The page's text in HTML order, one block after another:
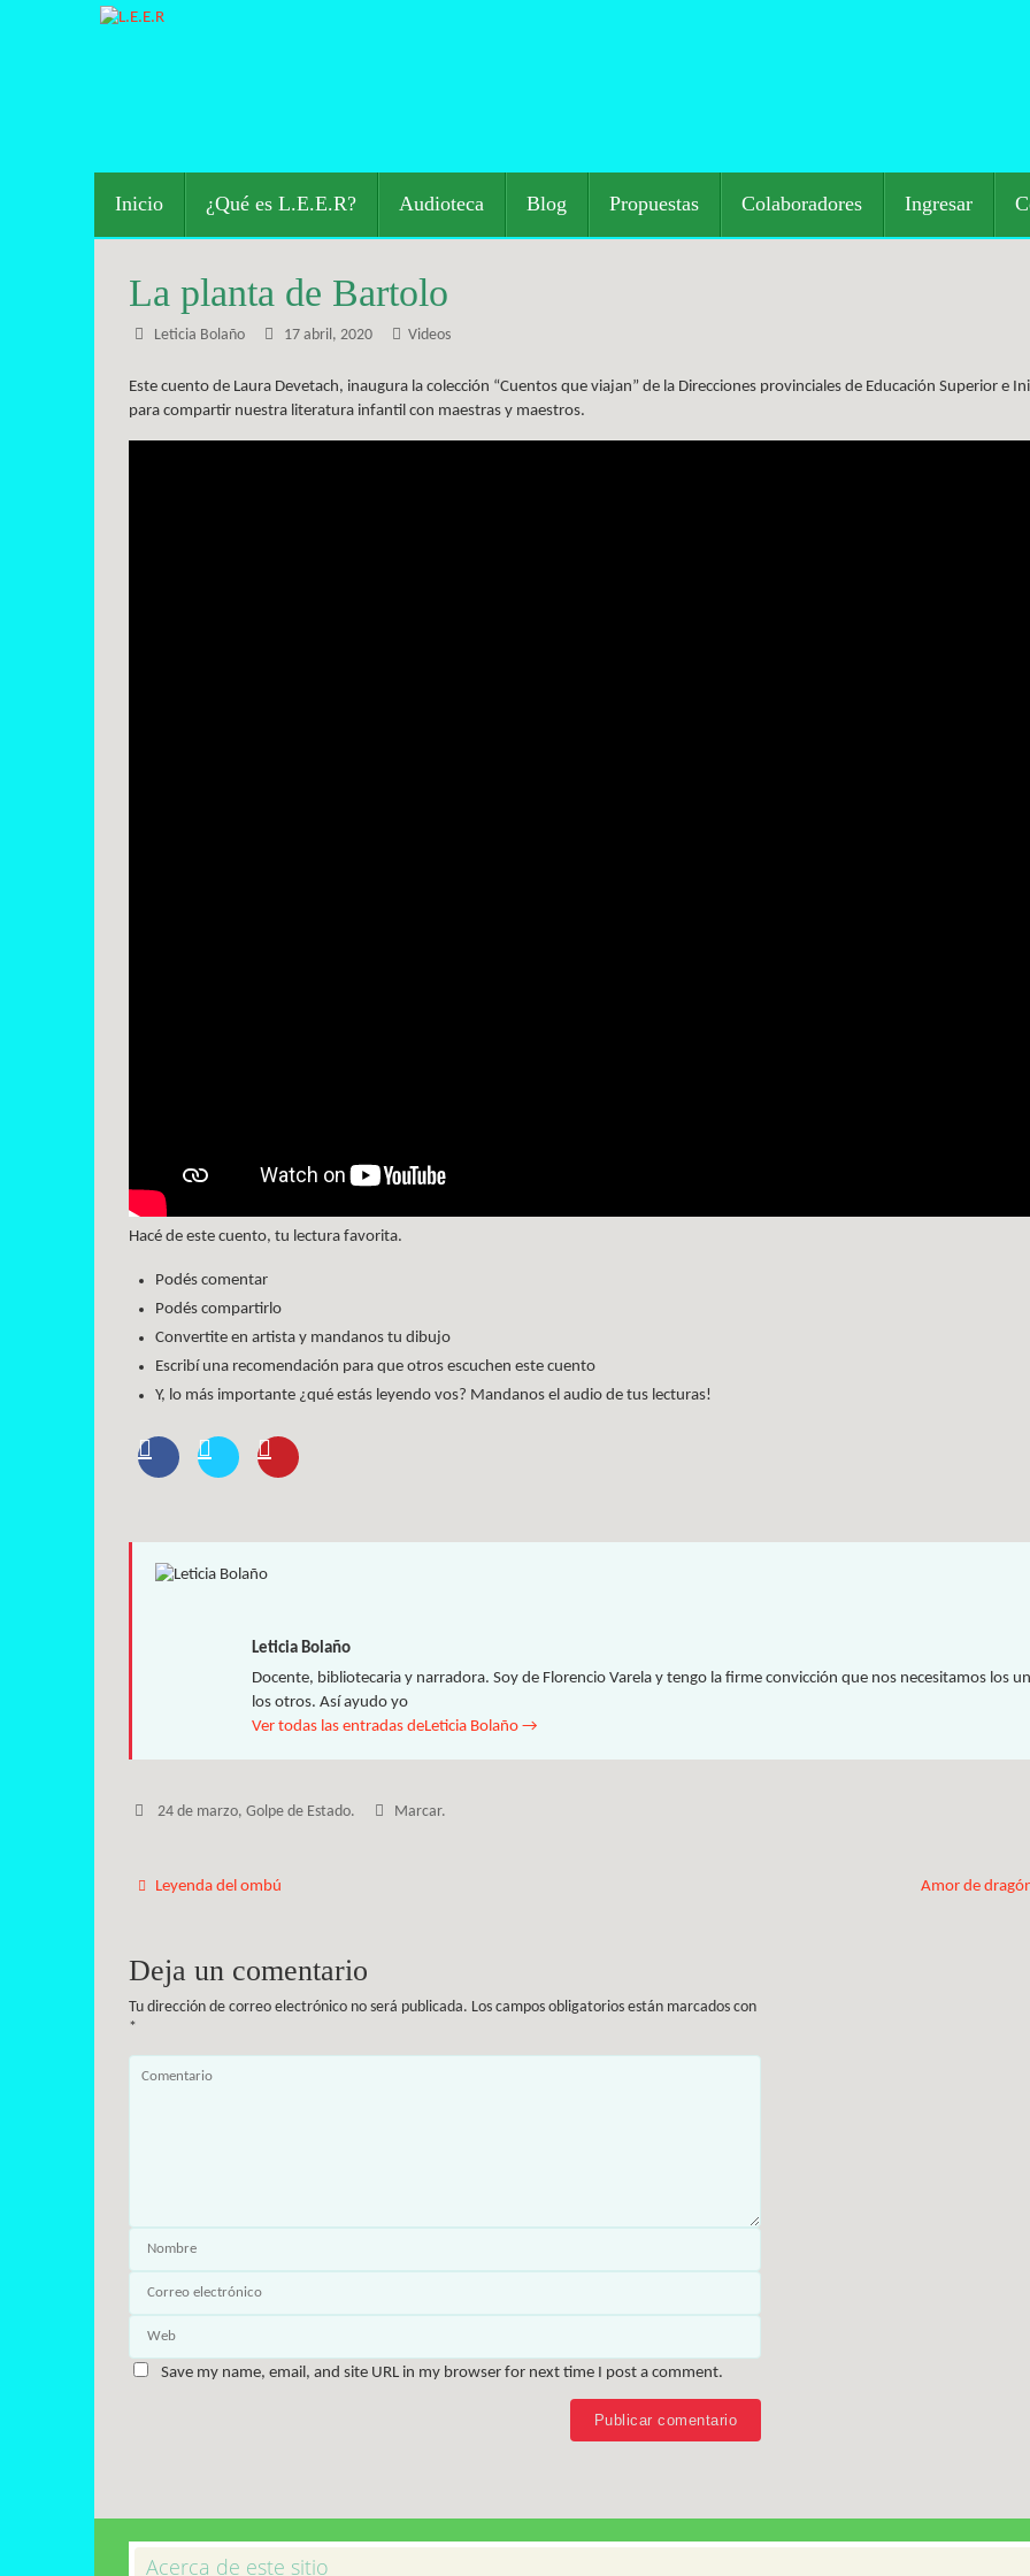
Inicio ¿Qué es L.E.E.R? Audioteca Blog Propuestas Colaboradores Ingresar
La planta de Bartolo
Leticia Bolaño 17 abril, 2020 Videos
Este cuento de Laura Devetach, inaugura la colección “Cuentos que viajan” de la Direcciones provinciales de Educación Superior e
para compartir nuestra literatura infantil con maestras y maestros.
Hacé de este cuento, tu lectura favorita.
Podés comentar
Podés compartirlo
Convertite en artista y mandanos tu dibujo
Escribí una recomendación para que otros escuchen este cuento
Y, lo más importante ¿qué estás leyendo vos? Mandanos el audio de tus lecturas!
Leticia Bolaño
Docente, bibliotecaria y narradora. Soy de Florencio Varela y tengo la firme convicción que nos necesitamos los
los otros. Así ayudo yo
Ver todas las entradas deLeticia Bolaño →
24 de marzo, Golpe de Estado. Marcar.
Leyenda del ombú Amor de
Deja un comentario
Tu dirección de correo electrónico no será publicada. Los campos obligatorios están marcados con
*
Save my name, email, and site URL in my browser for next time I post a comment.
Acerca de este sitio